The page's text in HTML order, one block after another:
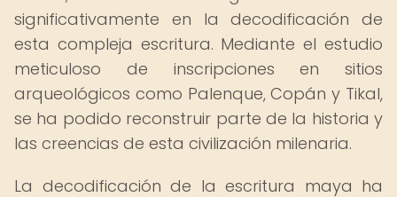
significativamente en la decodificación de
esta compleja escritura. Mediante el estudio
meticuloso de inscripciones en sitios
arqueológicos como Palenque, Copán y Tikal,
se ha podido reconstruir parte de la historia y
las creencias de esta civilización milenaria.
La decodificación de la escritura maya ha